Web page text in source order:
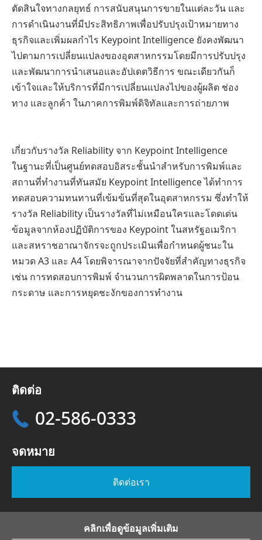
ตัดสินใจทางกลยุทธ์ การสนับสนุนการขายในแต่ละวัน และ
การดำเนินงานที่มีประสิทธิภาพเพื่อปรับปรุงเป้าหมายทาง
ธุรกิจและเพิ่มผลกำไร Keypoint Intelligence ยังคงพัฒนา
ไปตามการเปลี่ยนแปลงของอุตสาหกรรมโดยมีการปรับปรุง
และพัฒนาการนำเสนอและอัปเดตวิธีการ ขณะเดียวกันก็
เข้าใจและให้บริการที่มีการเปลี่ยนแปลงไปของผู้ผลิต ช่อง
ทาง และลูกค้า ในภาคการพิมพ์ดิจิทัลและการถ่ายภาพ
เกี่ยวกับรางวัล Reliability จาก Keypoint Intelligence
ในฐานะที่เป็นศูนย์ทดสอบอิสระชั้นนำสำหรับการพิมพ์และ
สถานที่ทำงานที่ทันสมัย Keypoint Intelligence ได้ทำการ
ทดสอบความทนทานที่เข้มข้นที่สุดในอุตสาหกรรม ซึ่งทำให้
รางวัล Reliability เป็นรางวัลที่ไม่เหมือนใครและโดดเด่น
ข้อมูลจากห้องปฏิบัติการของ Keypoint ในสหรัฐอเมริกา
และสหราชอาณาจักรจะถูกประเมินเพื่อกำหนดผู้ชนะใน
หมวด A3 และ A4 โดยพิจารณาจากปัจจัยที่สำคัญทางธุรกิจ
เช่น การทดสอบการพิมพ์ จำนวนการผิดพลาดในการป้อน
กระดาษ และการหยุดชะงักของการทำงาน
ติดต่อ
02-586-0333
จดหมาย
ติดต่อเรา
คลิกเพื่อดูข้อมูลเพิ่มเติม